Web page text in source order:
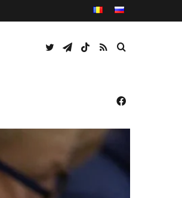
Caută
RSS
TikTok
Telegram
Twitter
Facebook